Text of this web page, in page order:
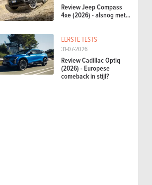
Review Jeep Compass
4xe (2026) - alsnog met...
EERSTE TESTS
31-07-2026
Review Cadillac Optiq
(2026) - Europese
comeback in stijl?